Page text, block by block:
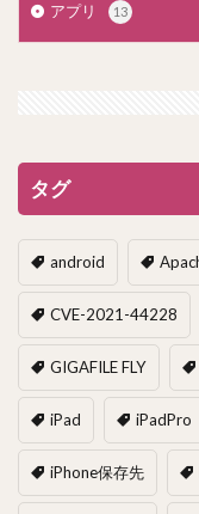
アプリ 13
タグ
android
CVE-2021-44228
GIGAFILE FLY
iPad iPadPro
iPhone保存先